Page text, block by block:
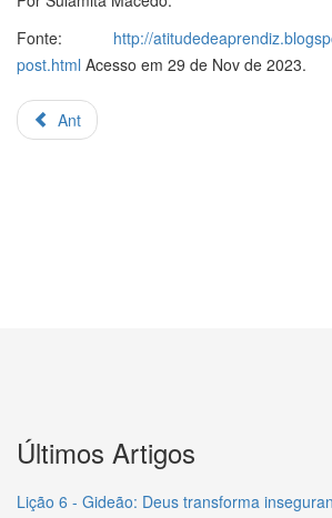
Fonte: http://
post.html Acesso em 29 de Nov de 2023.
Ant
Últimos Artigos
Lição 6 - Gideão: Deus transforma